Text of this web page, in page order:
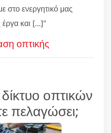
στο ενεργητικό μας
έργα και [...]"
οπτικής
οπτικών
πελαγώσει;